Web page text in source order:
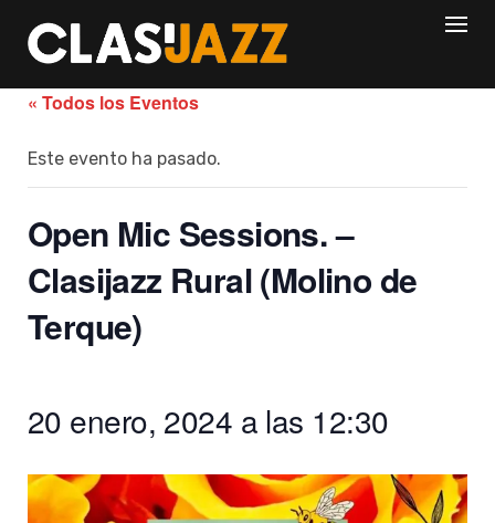
content
« Todos los Eventos
Este evento ha pasado.
Open Mic Sessions. –
Clasijazz Rural (Molino de
Terque)
20 enero, 2024 a las 12:30